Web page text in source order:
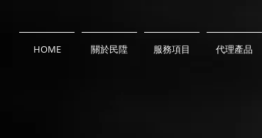
HOME 關於民陞 服務項目 代理產品